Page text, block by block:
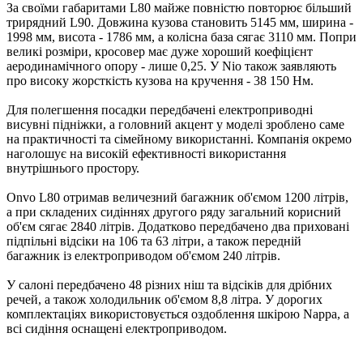
За своїми габаритами L80 майже повністю повторює більший
трирядний L90. Довжина кузова становить 5145 мм, ширина -
1998 мм, висота - 1786 мм, а колісна база сягає 3110 мм. Попри
великі розміри, кросовер має дуже хороший коефіцієнт
аеродинамічного опору - лише 0,25. У Nio також заявляють
про високу жорсткість кузова на кручення - 38 150 Нм.
Для полегшення посадки передбачені електроприводні
висувні підніжки, а головний акцент у моделі зроблено саме
на практичності та сімейному використанні. Компанія окремо
наголошує на високій ефективності використання
внутрішнього простору.
Onvo L80 отримав величезний багажник об'ємом 1200 літрів,
а при складених сидіннях другого ряду загальний корисний
об'єм сягає 2840 літрів. Додатково передбачено два приховані
підпільні відсіки на 106 та 63 літри, а також передній
багажник із електроприводом об'ємом 240 літрів.
У салоні передбачено 48 різних ніш та відсіків для дрібних
речей, а також холодильник об'ємом 8,8 літра. У дорогих
комплектаціях використовується оздоблення шкірою Nappa, а
всі сидіння оснащені електроприводом.